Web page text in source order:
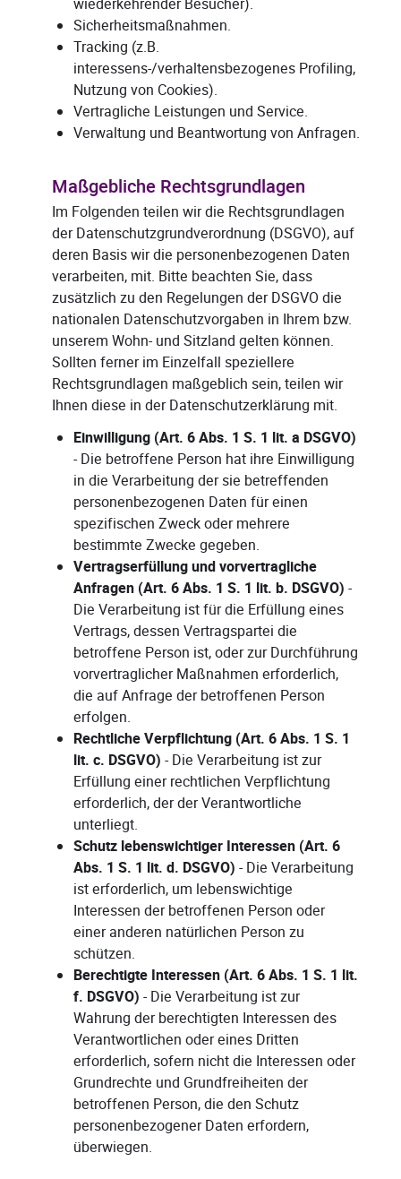
wiederkehrender Besucher).
Sicherheitsmaßnahmen.
Tracking (z.B.
interessens-/verhaltensbezogenes Profiling,
Nutzung von Cookies).
Vertragliche Leistungen und Service.
Verwaltung und Beantwortung von Anfragen.
Maßgebliche Rechtsgrundlagen
Im Folgenden teilen wir die Rechtsgrundlagen
der Datenschutzgrundverordnung (DSGVO), auf
deren Basis wir die personenbezogenen Daten
verarbeiten, mit. Bitte beachten Sie, dass
zusätzlich zu den Regelungen der DSGVO die
nationalen Datenschutzvorgaben in Ihrem bzw.
unserem Wohn- und Sitzland gelten können.
Sollten ferner im Einzelfall speziellere
Rechtsgrundlagen maßgeblich sein, teilen wir
Ihnen diese in der Datenschutzerklärung mit.
Einwilligung (Art. 6 Abs. 1 S. 1 lit. a DSGVO)
- Die betroffene Person hat ihre Einwilligung
in die Verarbeitung der sie betreffenden
personenbezogenen Daten für einen
spezifischen Zweck oder mehrere
bestimmte Zwecke gegeben.
Vertragserfüllung und vorvertragliche
Anfragen (Art. 6 Abs. 1 S. 1 lit. b. DSGVO) -
Die Verarbeitung ist für die Erfüllung eines
Vertrags, dessen Vertragspartei die
betroffene Person ist, oder zur Durchführung
vorvertraglicher Maßnahmen erforderlich,
die auf Anfrage der betroffenen Person
erfolgen.
Rechtliche Verpflichtung (Art. 6 Abs. 1 S. 1
lit. c. DSGVO) - Die Verarbeitung ist zur
Erfüllung einer rechtlichen Verpflichtung
erforderlich, der der Verantwortliche
unterliegt.
Schutz lebenswichtiger Interessen (Art. 6
Abs. 1 S. 1 lit. d. DSGVO) - Die Verarbeitung
ist erforderlich, um lebenswichtige
Interessen der betroffenen Person oder
einer anderen natürlichen Person zu
schützen.
Berechtigte Interessen (Art. 6 Abs. 1 S. 1 lit.
f. DSGVO) - Die Verarbeitung ist zur
Wahrung der berechtigten Interessen des
Verantwortlichen oder eines Dritten
erforderlich, sofern nicht die Interessen oder
Grundrechte und Grundfreiheiten der
betroffenen Person, die den Schutz
personenbezogener Daten erfordern,
überwiegen.